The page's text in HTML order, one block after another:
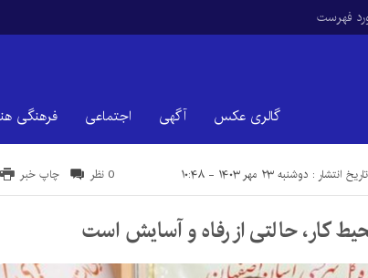
فهرست
گالری عکس آگهی اجتماعی فرهنگی
تاریخ انتشار : دوشنبه ۲۳ مهر ۱۴۰۳ - ۱۰:۴۸ چاپ خبر 0 نظر
کار، حالتی از رفاه و آسایش است